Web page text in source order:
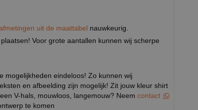
uit de maattabel nauwkeurig.
Voor grote aantallen kunnen wij scherpe
mogelijkheden eindeloos! Zo kunnen wij
en afbeelding zijn mogelijk! Zit jouw kleur shirt
V-hals, mouwloos, langemouw? Neem contact
te komen